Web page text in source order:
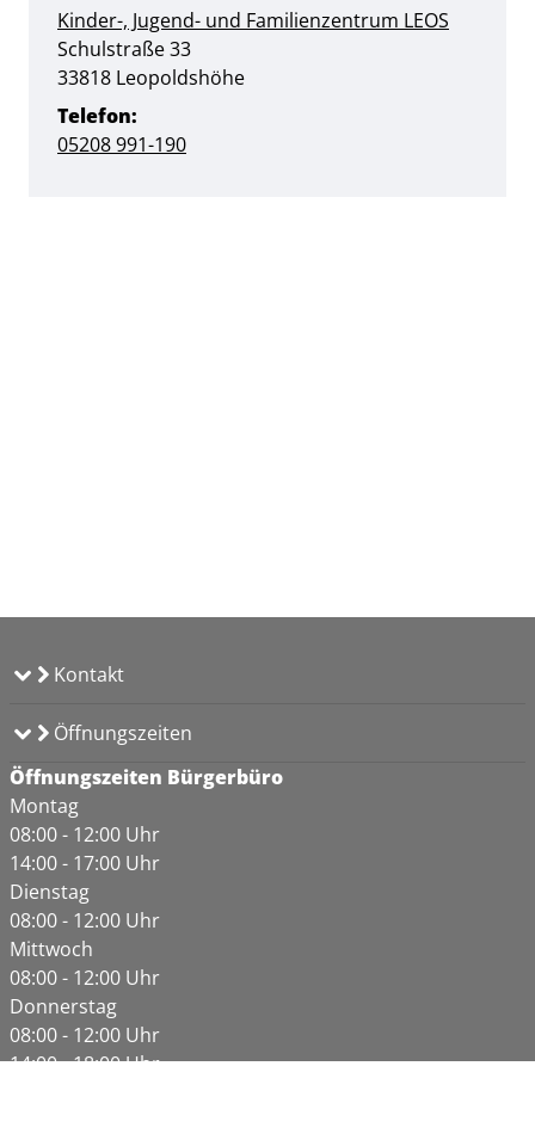
Kinder-, Jugend- und Familienzentrum LEOS
Straße:
SchulstraßeHausnummer:
33
PLZ:
33818 Ort:
Leopoldshöhe
Telefon:
05208 991-190
Kontakt
Öffnungszeiten
Öffnungszeiten Bürgerbüro
Montag
08:00 - 12:00 Uhr
14:00 - 17:00 Uhr
Dienstag
08:00 - 12:00 Uhr
Mittwoch
08:00 - 12:00 Uhr
Donnerstag
08:00 - 12:00 Uhr
14:00 - 18:00 Uhr